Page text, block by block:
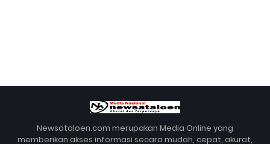
Newsataloen.com merupakan Media Online yang
memberikan akses informasi secara mudah, cepat, akurat,